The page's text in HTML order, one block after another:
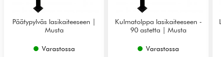
Päätypylväs lasikaiteeseen |
Musta
Varastossa
Kulmatolppa lasikaiteeseen -
90 astetta | Musta
Varastossa